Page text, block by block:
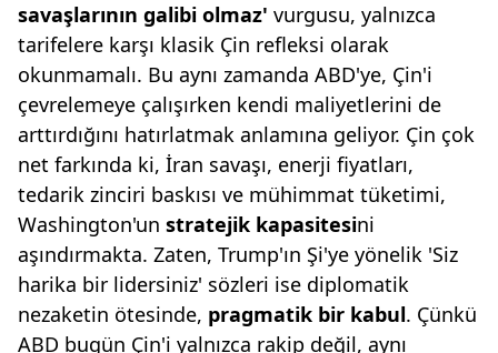
savaşlarının galibi olmaz' vurgusu, yalnızca
tarifelere karşı klasik Çin refleksi olarak
okunmamalı. Bu aynı zamanda ABD'ye, Çin'i
çevrelemeye çalışırken kendi maliyetlerini de
arttırdığını hatırlatmak anlamına geliyor. Çin çok
net farkında ki, İran savaşı, enerji fiyatları,
tedarik zinciri baskısı ve mühimmat tüketimi,
Washington'un stratejik kapasitesini
aşındırmakta. Zaten, Trump'ın Şi'ye yönelik 'Siz
harika bir lidersiniz' sözleri ise diplomatik
nezaketin ötesinde, pragmatik bir kabul. Çünkü
ABD bugün Çin'i yalnızca rakip değil, aynı